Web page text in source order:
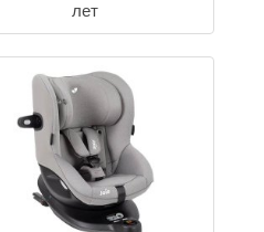
лет